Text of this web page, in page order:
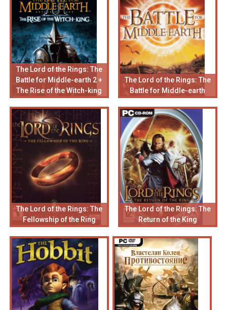
The Lord of the Rings: The
Battle for Middle-earth 2 +
The Rise of the Witch-king
The Lord of the Rings: The
Battle for Middle-earth
The Lord of the Rings: The
Fellowship of the Ring
The Lord of the Rings: The
Return of the King